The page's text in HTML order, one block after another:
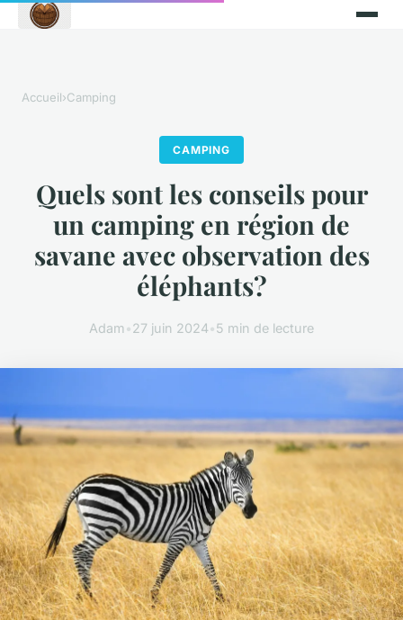
Accueil›Camping
CAMPING
Quels sont les conseils pour
un camping en région de
savane avec observation des
éléphants?
Adam•27 juin 2024•5 min de lecture